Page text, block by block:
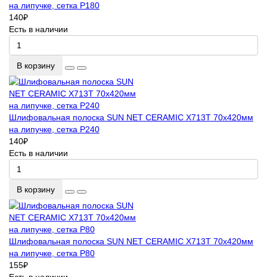
на липучке, сетка P180
140₽
Есть в наличии
В корзину
Шлифовальная полоска SUN NET CERAMIC X713T 70х420мм
на липучке, сетка P240
140₽
Есть в наличии
В корзину
Шлифовальная полоска SUN NET CERAMIC X713T 70х420мм
на липучке, сетка P80
155₽